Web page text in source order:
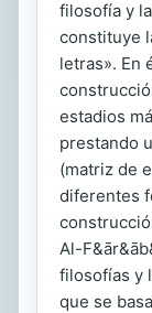
filosofía y
constituye
letras». En
estadios
prestando
(matriz de
diferentes
Al-
filosofías y
que se